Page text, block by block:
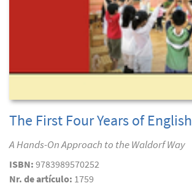
The First Four Years of English
A Hands-On Approach to the Waldorf Way
ISBN: 9783989570252
Nr. de artículo: 1759